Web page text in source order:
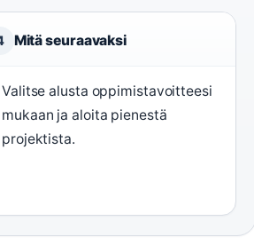
Mitä seuraavaksi
Valitse alusta oppimistavoitteesi
mukaan ja aloita pienestä
projektista.